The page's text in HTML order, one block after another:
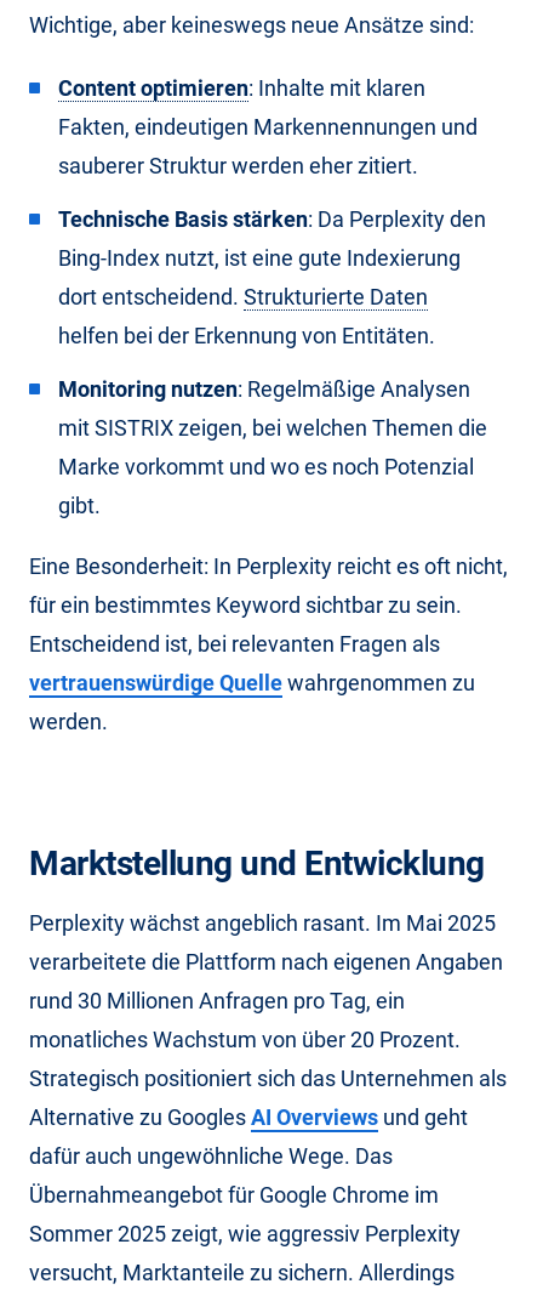
Wichtige, aber keineswegs neue Ansätze sind:
Content optimieren: Inhalte mit klaren
Fakten, eindeutigen Markennennungen und
sauberer Struktur werden eher zitiert.
Technische Basis stärken: Da Perplexity den
Bing-Index nutzt, ist eine gute Indexierung
dort entscheidend. Strukturierte Daten
helfen bei der Erkennung von Entitäten.
Monitoring nutzen: Regelmäßige Analysen
mit SISTRIX zeigen, bei welchen Themen die
Marke vorkommt und wo es noch Potenzial
gibt.
Eine Besonderheit: In Perplexity reicht es oft nicht,
für ein bestimmtes Keyword sichtbar zu sein.
Entscheidend ist, bei relevanten Fragen als
vertrauenswürdige Quellewahrgenommen zu
werden.
Marktstellung und Entwicklung
Perplexity wächst angeblich rasant. Im Mai 2025
verarbeitete die Plattform nach eigenen Angaben
rund 30 Millionen Anfragen pro Tag, ein
monatliches Wachstum von über 20 Prozent.
Strategisch positioniert sich das Unternehmen als
Alternative zu GooglesAI Overviews und geht
dafür auch ungewöhnliche Wege. Das
Übernahmeangebot für Google Chrome im
Sommer 2025 zeigt, wie aggressiv Perplexity
versucht, Marktanteile zu sichern. Allerdings